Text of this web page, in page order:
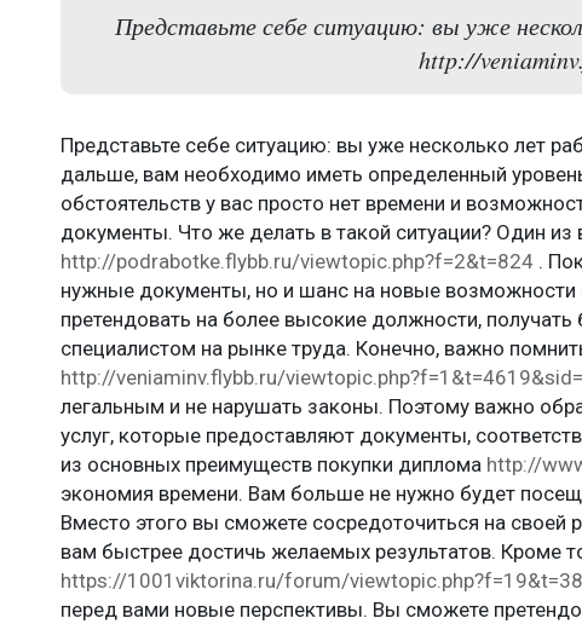
Представьте себе ситуацию: вы уже
http://
Представьте себе ситуацию: вы уже несколько лет
дальше, вам необходимо иметь определенный
обстоятельств у вас просто нет времени и
документы. Что же делать в такой ситуации? Один из
http://podrabotke.flybb.ru/viewtopic.php?f=2&t=824 .
нужные документы, но и шанс на новые
претендовать на более высокие должности,
специалистом на рынке труда. Конечно, важно
http://veniaminv.flybb.ru/
легальным и не нарушать законы. Поэтому важно
услуг, которые предоставляют документы,
из основных преимуществ покупки диплома http://
экономия времени. Вам больше не нужно будет
Вместо этого вы сможете сосредоточиться на своей
вам быстрее достичь желаемых результатов. Кроме
https://1001viktorina.ru/forum/
перед вами новые перспективы. Вы сможете